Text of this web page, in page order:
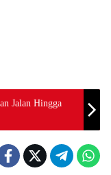
Jalan Hingga